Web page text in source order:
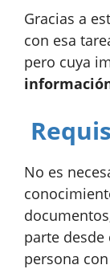
Gracias a
con esa
pero cuya
No es
parte
persona